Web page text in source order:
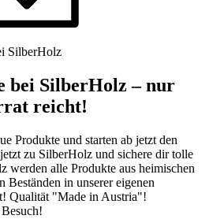
SilberHolz
bei SilberHolz – nur
reicht!
Produkte und starten ab jetzt den
zu SilberHolz und sichere dirtolle
werden alle Produkte aus heimischen
Beständen in unserer eigenen
Qualität "Made in Austria"!